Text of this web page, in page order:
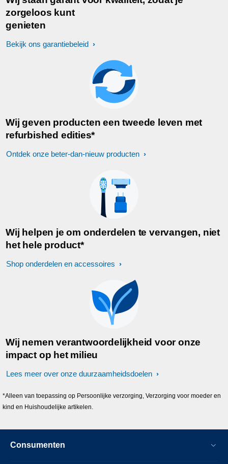
zorgeloos kunt
genieten
Bekijk ons garantiebeleid
Wij geven producten een tweede leven met
refurbished edities*
Ontdek onze beter-dan-nieuw producten
Wij helpen je om onderdelen te vervangen, niet
het hele product*
Shop onderdelen en accessoires
Wij nemen verantwoordelijkheid voor onze
impact op het milieu
Lees meer over onze duurzaamheidsdoelen
*Alleen van toepassing op Persoonlijke verzorging, Verzorging voor moeder en
kind en Huishoudelijke artikelen.
Consumenten